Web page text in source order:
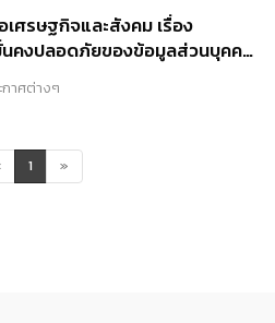
ศรษฐกิจและสังคม เรื่อง
นคงปลอดภัยของข้อมูลส่วนบุคคล
กาศต่างๆ
1 »